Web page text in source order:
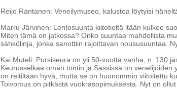
Reijo Rantanen: Veneilymuseo, kalustoa löytyisi
Marru Järvinen: Lentosuunta kiitotieltä itään kulkee
Miten tämä on jatkossa? Onko suuntaa mahdollista
sähkölinja, jonka sanottiin rajoittavan noususuuntaa.
Kai Muteli: Pursiseura on yli 50-vuotta vanha, n. 130
Keurusselkää oman tontin ja Sassissa on
on reitiltään hyvä, mutta se on huonommin viitoitettu
Toivomus on pitkästä vuokrasopimuksesta. Nyt on